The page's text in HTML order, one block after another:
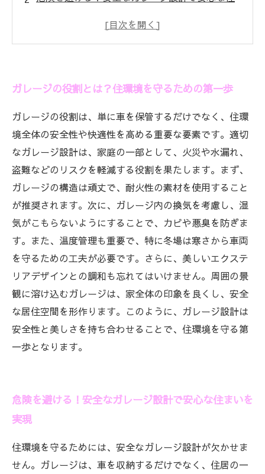
理の重要性
ガレージ設計のポイント：安全性、美しさ、機
能性を兼ね備える
実践的なガレージ設計のアドバイス：住環境を
守るためにできること
安全なガレージがもたらす安心：より良い住ま
いづくりのために
ガレージの役割とは？住環境を守るための第一歩
ガレージの役割は、単に車を保管するだけでなく、住環
境全体の安全性や快適性を高める重要な要素です。適切
なガレージ設計は、家庭の一部として、火災や水漏れ、
盗難などのリスクを軽減する役割を果たします。まず、
ガレージの構造は頑丈で、耐火性の素材を使用すること
が推奨されます。次に、ガレージ内の換気を考慮し、湿
気がこもらないようにすることで、カビや悪臭を防ぎま
す。また、温度管理も重要で、特に冬場は寒さから車両
を守るための工夫が必要です。さらに、美しいエクステ
リアデザインとの調和も忘れてはいけません。周囲の景
観に溶け込むガレージは、家全体の印象を良くし、安全
な居住空間を形作ります。このように、ガレージ設計は
安全性と美しさを持ち合わせることで、住環境を守る第
一歩となります。
危険を避ける！安全なガレージ設計で安心な住まいを
実現
住環境を守るためには、安全なガレージ設計が欠かせま
せん。ガレージは、車を収納するだけでなく、住居の一